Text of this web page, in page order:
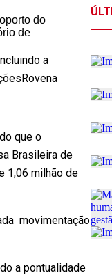
a
Rovena
que o
Brasileira de
1,06 milhão de
movimentação
a pontualidade